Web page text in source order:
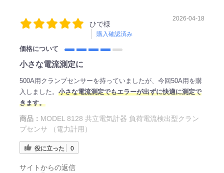
ひで様
購入確認済み
2026-04-18
価格について
小さな電流測定に
500A用クランプセンサーを持っていましたが、今回50A用を購
入しました。 小さな電流測定でもエラーが出ずに快適に測定で
きます。
商品： MODEL 8128 共立電気計器 負荷電流検出型クラン
プセンサ （電力計用）
役に立った 0
サイトからの返信